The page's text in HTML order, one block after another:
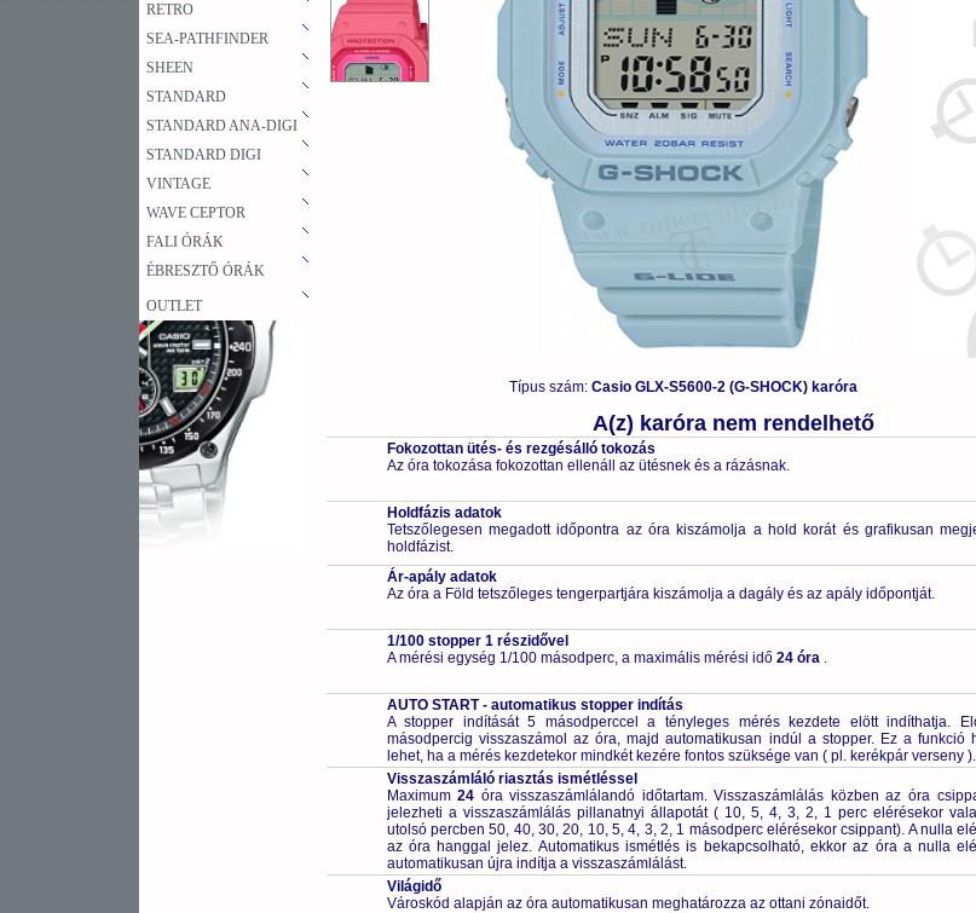
RETRO
SEA-PATHFINDER
SHEEN
STANDARD
STANDARD ANA-DIGI
STANDARD DIGI
VINTAGE
WAVE CEPTOR
FALI ÓRÁK
ÉBRESZTŐ ÓRÁK
OUTLET
Típus szám: Casio GLX-S5600-2 (G-SHOCK) karóra
A(z) karóra nem rendelhető
Fokozottan ütés- és rezgésálló tokozás
Az óra tokozása fokozottan ellenáll az ütésnek és a rázásnak.
Holdfázis adatok
Tetszőlegesen megadott időpontra az óra kiszámolja a hold korát és grafikusan
holdfázist.
Ár-apály adatok
Az óra a Föld tetszőleges tengerpartjára kiszámolja a dagály és az apály időpontját.
1/100 stopper 1 részidővel
A mérési egység 1/100 másodperc, a maximális mérési idő 24 óra .
AUTO START - automatikus stopper indítás
A stopper indítását 5 másodperccel a tényleges mérés kezdete elött indíthatja.
másodpercig visszaszámol az óra, majd automatikusan indúl a stopper. Ez a funkció
lehet, ha a mérés kezdetekor mindkét kezére fontos szüksége van ( pl. kerékpár verseny ).
Visszaszámláló riasztás ismétléssel
Maximum24 óra visszaszámlálandó időtartam. Visszaszámlálás közben az óra
jelezheti a visszaszámlálás pillanatnyi állapotát ( 10, 5, 4, 3, 2, 1 perc elérésekor
utolsó percben 50, 40, 30, 20, 10, 5, 4, 3, 2, 1 másodperc elérésekor csippant). A nulla
az óra hanggal jelez. Automatikus ismétlés is bekapcsolható, ekkor az óra a nulla
automatikusan újra indítja a visszaszámlálást.
Világidő
Városkód alapján az óra automatikusan meghatározza az ottani zónaidőt.